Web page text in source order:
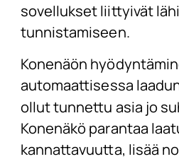
sovellukset liittyivät
tunnistamiseen.
Konenäön
automaattisessa
ollut tunnettu asia jo
Konenäkö parantaa
kannattavuutta, lisää